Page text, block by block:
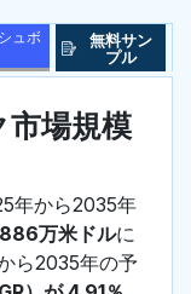
ュボ
無料サン
プル
市場規模
年から2035年
万米ドルに
ら2035年の予